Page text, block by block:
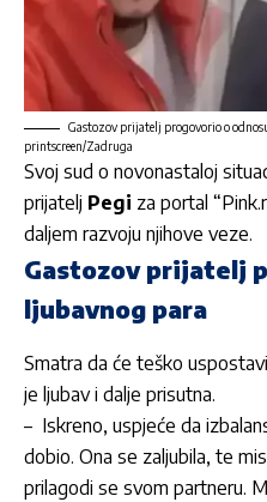
Gastozov prijatelj progovorio o
printscreen/Zadruga
Svoj sud o novonastaloj
prijatelj Pegi za portal
daljem razvoju njihove veze.
Gastozov prijatelj
ljubavnog para
Smatra da će teško
je ljubav i dalje prisutna.
– Iskreno, uspjeće da
dobio. Ona se zaljubila, te
prilagodi se svom partneru.